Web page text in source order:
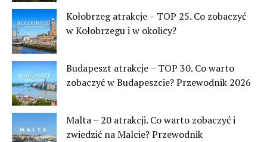
Kołobrzeg atrakcje – TOP 25. Co zobaczyć
w Kołobrzegu i w okolicy?
Budapeszt atrakcje – TOP 30. Co warto
zobaczyć w Budapeszcie? Przewodnik 2026
Malta – 20 atrakcji. Co warto zobaczyć i
zwiedzić na Malcie? Przewodnik